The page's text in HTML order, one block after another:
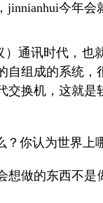
今年
）通讯时代，
组成的系统
换机，这就
你认为世界上
做的东西不